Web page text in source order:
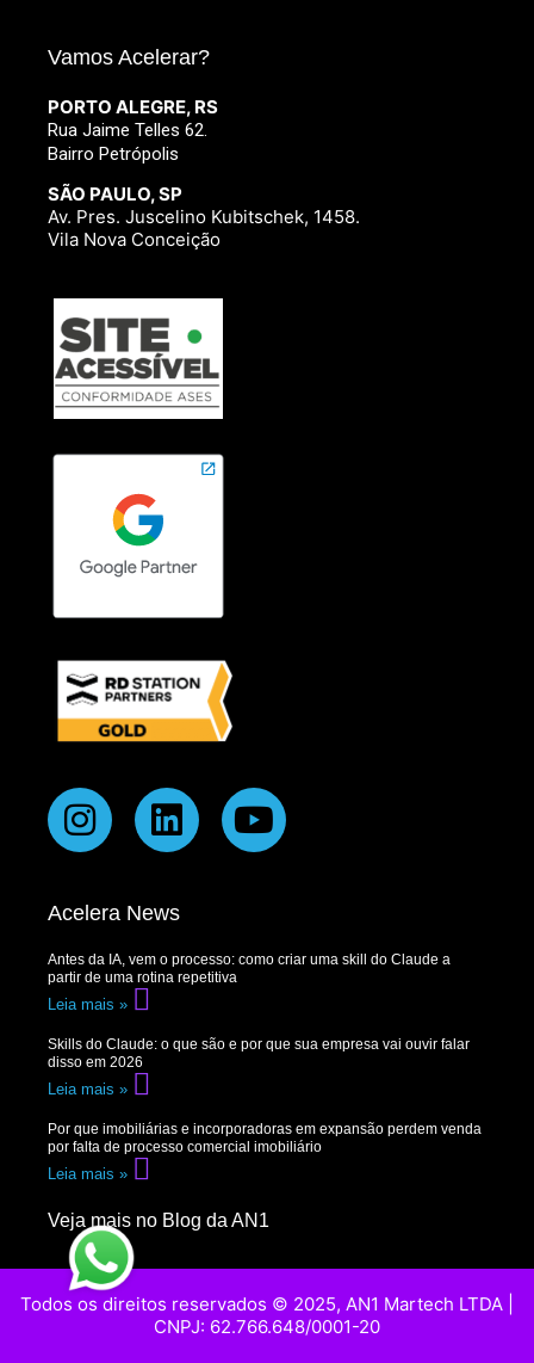
Vamos Acelerar?
PORTO ALEGRE, RS
Rua Jaime Telles 62.
Bairro Petrópolis
SÃO PAULO, SP
Av. Pres. Juscelino Kubitschek, 1458.
Vila Nova Conceição
Acelera News
Antes da IA, vem o processo: como criar uma skill do Claude a
partir de uma rotina repetitiva
Leia mais »
Skills do Claude: o que são e por que sua empresa vai ouvir falar
disso em 2026
Leia mais »
Por que imobiliárias e incorporadoras em expansão perdem venda
por falta de processo comercial imobiliário
Leia mais »
Veja mais no Blog da AN1
Todos os direitos reservados © 2025, AN1 Martech LTDA |
CNPJ: 62.766.648/0001-20